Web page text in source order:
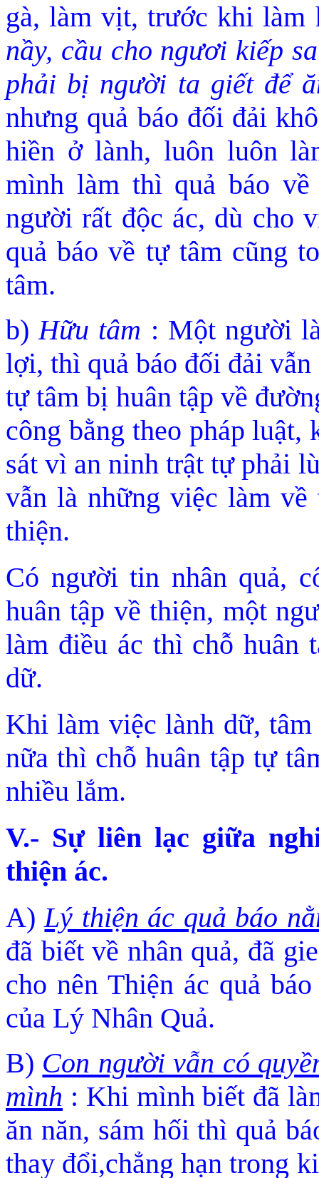
gà, làm vịt, trước khi
nầy, cầu cho ngươi kiếp
phải bị người ta giết để
nhưng quả báo đối đải
hiền ở lành, luôn luôn
mình làm thì quả báo
người rất độc ác, dù cho
quả báo về tự tâm cũng
tâm.
b)Hữu tâm : Một người
lợi, thì quả báo đối đải
tự tâm bị huân tập về
công bằng theo pháp
sát vì an ninh trật tự phải
vẫn là những việc làm về
thiện.
Có người tin nhân quả,
huân tập về thiện, một
làm điều ác thì chỗ huân
dữ.
Khi làm việc lành dữ,
nữa thì chỗ huân tập tự
nhiều lắm.
V.- Sự liên lạc giữa
thiện ác.
A)Lý thiện ác quả báo
đã biết về nhân quả, đã
cho nên Thiện ác quả
của Lý Nhân Quả.
B) Con người vẫn có
mình : Khi mình biết đã
ăn năn, sám hối thì quả
thay đổi,chẳng hạn trong